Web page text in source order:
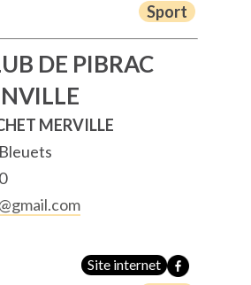
Sport
DE PIBRAC
MERVILLE
Site internet